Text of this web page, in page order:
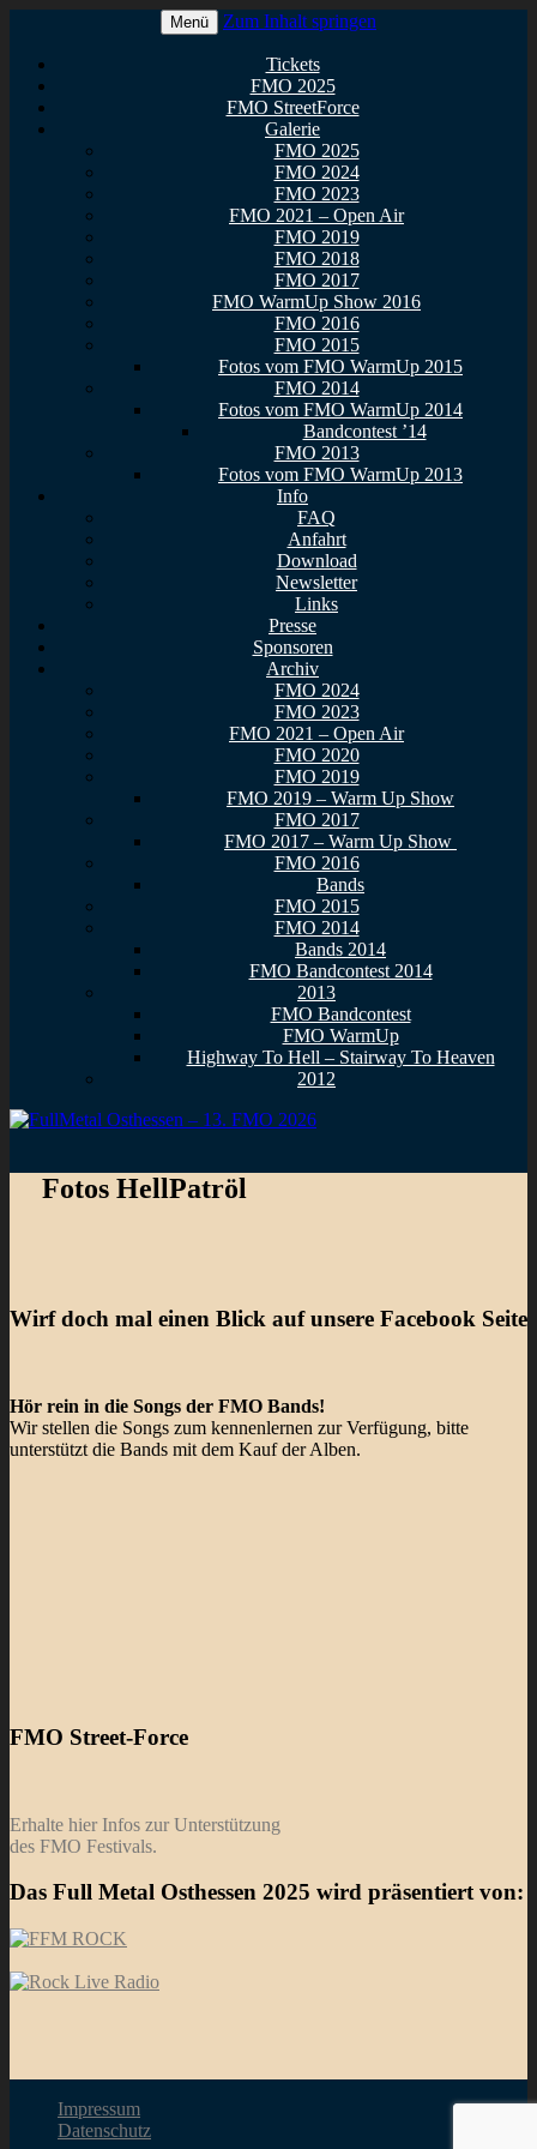
FullMetal Osthessen – 13. FMO
2026
Menü Zum Inhalt springen
Tickets
FMO 2025
FMO StreetForce
Galerie
FMO 2025
FMO 2024
FMO 2023
FMO 2021 – Open Air
FMO 2019
FMO 2018
FMO 2017
FMO WarmUp Show 2016
FMO 2016
FMO 2015
Fotos vom FMO WarmUp 2015
FMO 2014
Fotos vom FMO WarmUp 2014
Bandcontest ’14
FMO 2013
Fotos vom FMO WarmUp 2013
Info
FAQ
Anfahrt
Download
Newsletter
Links
Presse
Sponsoren
Archiv
FMO 2024
FMO 2023
FMO 2021 – Open Air
FMO 2020
FMO 2019
FMO 2019 – Warm Up Show
FMO 2017
FMO 2017 – Warm Up Show
FMO 2016
Bands
FMO 2015
FMO 2014
Bands 2014
FMO Bandcontest 2014
2013
FMO Bandcontest
FMO WarmUp
Highway To Hell – Stairway To Heaven
2012
Fotos HellPatröl
Wirf doch mal einen Blick auf unsere Facebook Seite
Hör rein in die Songs der FMO Bands!
Wir stellen die Songs zum kennenlernen zur Verfügung, bitte
unterstützt die Bands mit dem Kauf der Alben.
FMO Street-Force
Erhalte hier Infos zur Unterstützung
des FMO Festivals.
Das Full Metal Osthessen 2025 wird präsentiert von:
Impressum
Datenschutz